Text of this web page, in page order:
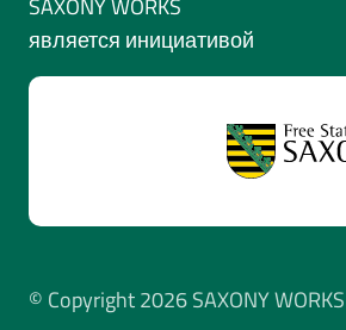
SAXONY WORKS
является инициативой
© Copyright 2026 SAXONY WORKS